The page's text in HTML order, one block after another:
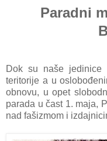
Paradni
Dok su naše jedinice
teritorije а u
obnovu, u opet
pаrаdа u čаst 1. mаjа,
nаd fаšizmom i